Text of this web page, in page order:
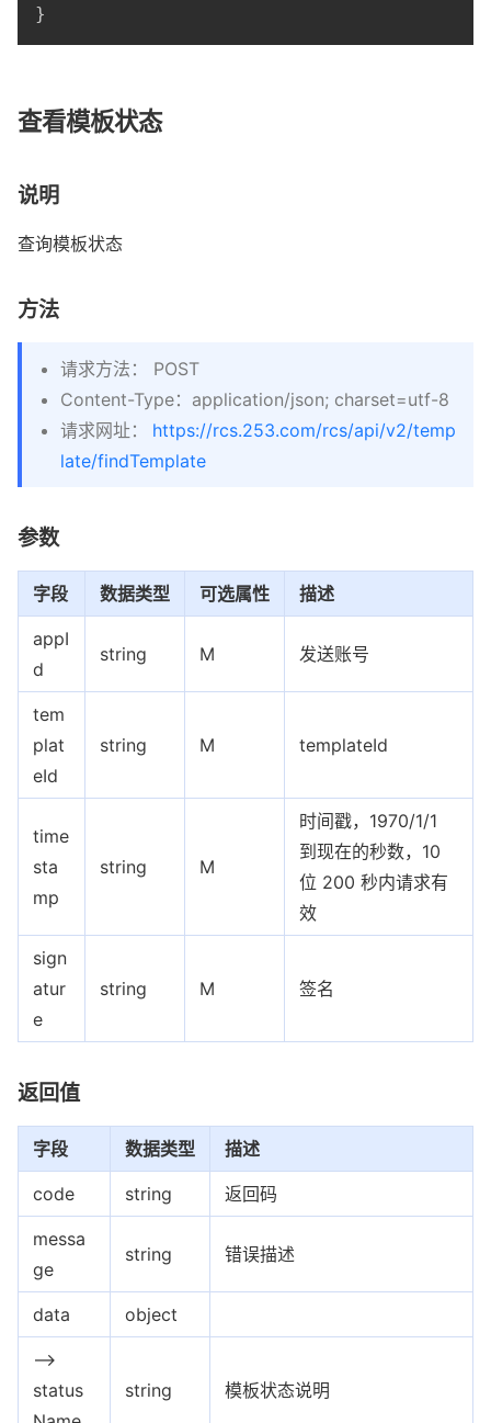
}
查看模板状态
说明
查询模板状态
方法
请求方法： POST
Content-Type：application/json; charset=utf-8
请求网址：
https://rcs.253.com/rcs/api/v2/temp
late/findTemplate
参数
字段 数据类型 可选属性 描述
appI
d
string M 发送账号
tem
plat
eId
string M templateId
time
sta
mp
string M
时间戳，1970/1/1
到现在的秒数，10
位 200 秒内请求有
效
sign
atur
e
string M 签名
返回值
字段 数据类型 描述
code string 返回码
messa
ge
string 错误描述
data object
-->
status
string 模板状态说明